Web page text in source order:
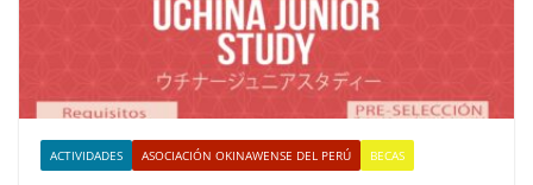
ACTIVIDADES ASOCIACIÓN OKINAWENSE DEL PERÚ BECAS